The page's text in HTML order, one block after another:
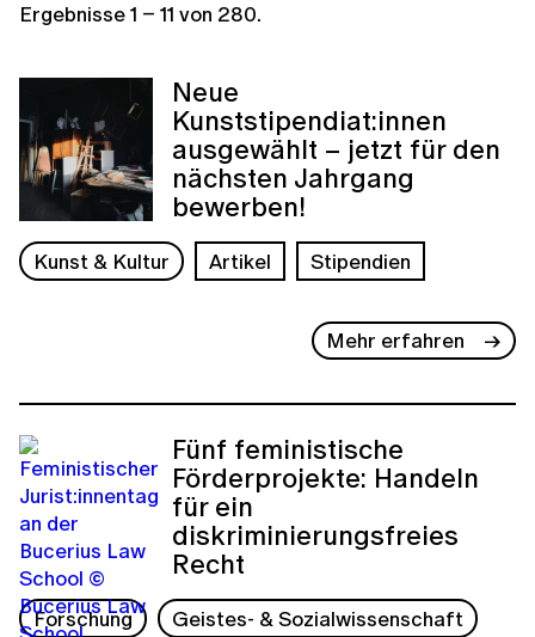
Ergebnisse1 – 11 von 280.
Neue
Kunststipendiat:innen
ausgewählt – jetzt für den
nächsten Jahrgang
bewerben!
Kunst & Kultur Artikel Stipendien
Mehr erfahren
Fünf feministische
Förderprojekte: Handeln
für ein
diskriminierungsfreies
Recht
Forschung
Geistes- & Sozialwissenschaft